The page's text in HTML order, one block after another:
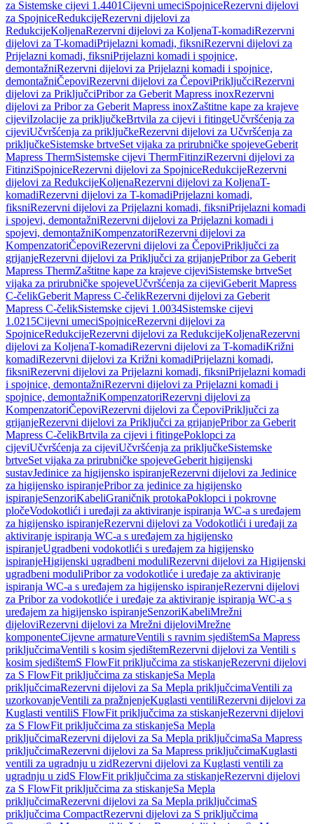
za Sistemske cijevi 1.4401Cijevni umeciSpojniceRezervni dijelovi
za SpojniceRedukcijeRezervni dijelovi za
RedukcijeKoljenaRezervni dijelovi za KoljenaT-komadiRezervni
dijelovi za T-komadiPrijelazni komadi, fiksniRezervni dijelovi za
Prijelazni komadi, fiksniPrijelazni komadi i spojnice,
demontažniRezervni dijelovi za Prijelazni komadi i spojnice,
demontažniČepoviRezervni dijelovi za ČepoviPriključciRezervni
dijelovi za PriključciPribor za Geberit Mapress inoxRezervni
dijelovi za Pribor za Geberit Mapress inoxZaštitne kape za krajeve
cijeviIzolacije za priključkeBrtvila za cijevi i fitingeUčvršćenja za
cijeviUčvršćenja za priključkeRezervni dijelovi za Učvršćenja za
priključkeSistemske brtveSet vijaka za prirubničke spojeveGeberit
Mapress ThermSistemske cijevi ThermFitinziRezervni dijelovi za
FitinziSpojniceRezervni dijelovi za SpojniceRedukcijeRezervni
dijelovi za RedukcijeKoljenaRezervni dijelovi za KoljenaT-
komadiRezervni dijelovi za T-komadiPrijelazni komadi,
fiksniRezervni dijelovi za Prijelazni komadi, fiksniPrijelazni komadi
i spojevi, demontažniRezervni dijelovi za Prijelazni komadi i
spojevi, demontažniKompenzatoriRezervni dijelovi za
KompenzatoriČepoviRezervni dijelovi za ČepoviPriključci za
grijanjeRezervni dijelovi za Priključci za grijanjePribor za Geberit
Mapress ThermZaštitne kape za krajeve cijeviSistemske brtveSet
vijaka za prirubničke spojeveUčvršćenja za cijeviGeberit Mapress
C-čelikGeberit Mapress C-čelikRezervni dijelovi za Geberit
Mapress C-čelikSistemske cijevi 1.0034Sistemske cijevi
1.0215Cijevni umeciSpojniceRezervni dijelovi za
SpojniceRedukcijeRezervni dijelovi za RedukcijeKoljenaRezervni
dijelovi za KoljenaT-komadiRezervni dijelovi za T-komadiKrižni
komadiRezervni dijelovi za Križni komadiPrijelazni komadi,
fiksniRezervni dijelovi za Prijelazni komadi, fiksniPrijelazni komadi
i spojnice, demontažniRezervni dijelovi za Prijelazni komadi i
spojnice, demontažniKompenzatoriRezervni dijelovi za
KompenzatoriČepoviRezervni dijelovi za ČepoviPriključci za
grijanjeRezervni dijelovi za Priključci za grijanjePribor za Geberit
Mapress C-čelikBrtvila za cijevi i fitingePoklopci za
cijeviUčvršćenja za cijeviUčvršćenja za priključkeSistemske
brtveSet vijaka za prirubničke spojeveGeberit higijenski
sustavJedinice za higijensko ispiranjeRezervni dijelovi za Jedinice
za higijensko ispiranjePribor za jedinice za higijensko
ispiranjeSenzoriKabeliGraničnik protokaPoklopci i pokrovne
pločeVodokotlići i uređaji za aktiviranje ispiranja WC-a s uređajem
za higijensko ispiranjeRezervni dijelovi za Vodokotlići i uređaji za
aktiviranje ispiranja WC-a s uređajem za higijensko
ispiranjeUgradbeni vodokotlići s uređajem za higijensko
ispiranjeHigijenski ugradbeni moduliRezervni dijelovi za Higijenski
ugradbeni moduliPribor za vodokotliće i uređaje za aktiviranje
ispiranja WC-a s uređajem za higijensko ispiranjeRezervni dijelovi
za Pribor za vodokotliće i uređaje za aktiviranje ispiranja WC-a s
uređajem za higijensko ispiranjeSenzoriKabeliMrežni
dijeloviRezervni dijelovi za Mrežni dijeloviMrežne
komponenteCijevne armatureVentili s ravnim sjedištemSa Mapress
priključcimaVentili s kosim sjedištemRezervni dijelovi za Ventili s
kosim sjedištemS FlowFit priključcima za stiskanjeRezervni dijelovi
za S FlowFit priključcima za stiskanjeSa Mepla
priključcimaRezervni dijelovi za Sa Mepla priključcimaVentili za
uzorkovanjeVentili za pražnjenjeKuglasti ventiliRezervni dijelovi za
Kuglasti ventiliS FlowFit priključcima za stiskanjeRezervni dijelovi
za S FlowFit priključcima za stiskanjeSa Mepla
priključcimaRezervni dijelovi za Sa Mepla priključcimaSa Mapress
priključcimaRezervni dijelovi za Sa Mapress priključcimaKuglasti
ventili za ugradnju u zidRezervni dijelovi za Kuglasti ventili za
ugradnju u zidS FlowFit priključcima za stiskanjeRezervni dijelovi
za S FlowFit priključcima za stiskanjeSa Mepla
priključcimaRezervni dijelovi za Sa Mepla priključcimaS
priključcima CompactRezervni dijelovi za S priključcima